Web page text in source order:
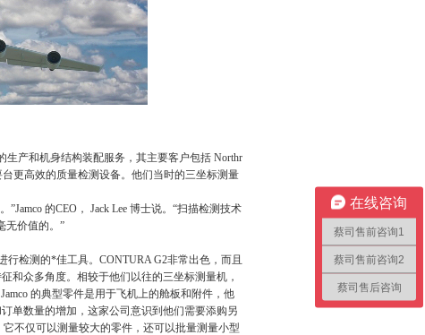
生产和机身结构装配服务，其主要客户包括 Northr
台更高效的质量检测设备。他们当时的三坐标测量
的CEO， Jack Lee 博士说。“扫描检测技术
无价值的。”
行检测的*佳工具。CONTURA G2非常出色，而且
和众多角度。相较于他们以往的三坐标测量机，
的典型零件是用于飞机上的舱板和附件，他
单数量的增加，这家公司意识到他们需要添购另
不仅可以测量较大的零件，还可以批量测量小型
在线咨询
蔡司售前咨询1
蔡司售前咨询2
蔡司售后咨询